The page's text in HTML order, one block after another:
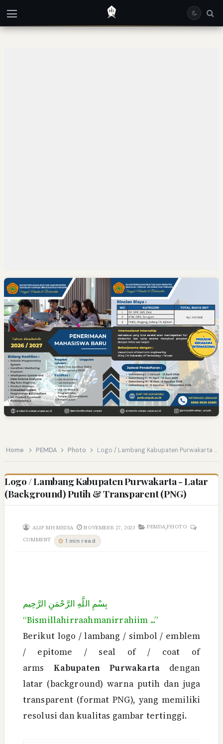
Home PEMDA Photo Logo / Lambang Kabupaten Purwakarta - Latar (Background) Putih & Transparent (PNG)
Logo / Lambang Kabupaten Purwakarta - Latar
(Background) Putih & Transparent (PNG)
ALIF MH MEDIA NOVEMBER 27, 2023 PEMDA,PHOTO
COMMENT
1 min read
بِسْمِ اللَّهِ الرَّحْمَنِ الرَّحِيم
“Bismillahirraahmanirrahiim ...”
Berikut logo / lambang / simbol / emblem
/ epitome / seal of / coat of
arms Kabupaten Purwakarta dengan
latar (background) warna putih dan juga
transparent (format PNG), yang memiliki
resolusi dan kualitas gambar tertinggi.